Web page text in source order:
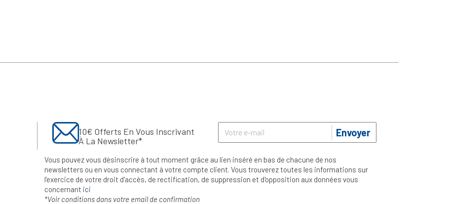
10€ Offerts En Vous Inscrivant
À La Newsletter*
Envoyer
Vous pouvez vous désinscrire à tout moment grâce au lien inséré en bas de chacune de nos
newsletters ou en vous connectant à votre compte client. Vous trouverez toutes les informations sur
l’exercice de votre droit d'accès, de rectification, de suppression et d'opposition aux données vous
concernant ici
*Voir conditions dans votre email de confirmation